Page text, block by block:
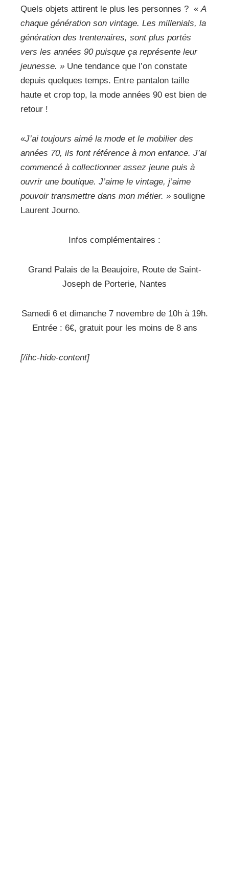
Quels objets attirent le plus les personnes ? «A
chaque génération son vintage. Les millenials, la
génération des trentenaires, sont plus portés
vers les années 90 puisque ça représente leur
jeunesse. » Une tendance que l’on constate
depuis quelques temps. Entre pantalon taille
haute et crop top, la mode années 90 est bien de
retour !
«J’ai toujours aimé la mode et le mobilier des
années 70, ils font référence à mon enfance. J’ai
commencé à collectionner assez jeune puis à
ouvrir une boutique. J’aime le vintage, j’aime
pouvoir transmettre dans mon métier. » souligne
Laurent Journo.
Infos complémentaires :
Grand Palais de la Beaujoire, Route de Saint-
Joseph de Porterie, Nantes
Samedi 6 et dimanche 7 novembre de 10h à 19h.
Entrée : 6€, gratuit pour les moins de 8 ans
[/ihc-hide-content]